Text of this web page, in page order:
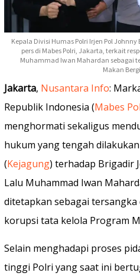
Kepala Divisi Humas Polri Irjen Pol
pers di Mabes Polri, Jakarta, terkait
Muhammad Iwan Mahardan sebagai
Makan
Jakarta, Nusantara Info:
Republik Indonesia (Mabes
menghormati sekaligus
hukum yang tengah
(Kejagung) terhadap Brigadir
Lalu Muhammad Iwan
ditetapkan sebagai tersangka
korupsi tata kelola Program
Selain menghadapi proses
tinggi Polri yang saat ini